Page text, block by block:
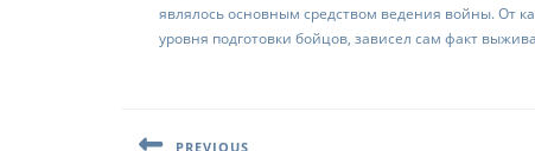
являлось основным средством ведения войны. От
уровня подготовки бойцов, зависел сам факт
по
PREVIOUS